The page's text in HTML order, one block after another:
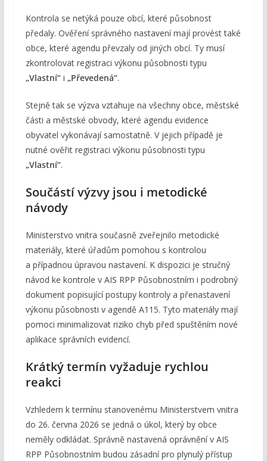
Kontrola se netýká pouze obcí, které působnost
předaly. Ověření správného nastavení mají provést také
obce, které agendu převzaly od jiných obcí. Ty musí
zkontrolovat registraci výkonu působnosti typu
„Vlastní“ i „Převedená“.
Stejně tak se výzva vztahuje na všechny obce, městské
části a městské obvody, které agendu evidence
obyvatel vykonávají samostatně. V jejich případě je
nutné ověřit registraci výkonu působnosti typu
„Vlastní“.
Součástí výzvy jsou i metodické
návody
Ministerstvo vnitra současně zveřejnilo metodické
materiály, které úřadům pomohou s kontrolou
a případnou úpravou nastavení. K dispozici je stručný
návod ke kontrole v AIS RPP Působnostním i podrobný
dokument popisující postupy kontroly a přenastavení
výkonu působnosti v agendě A115. Tyto materiály mají
pomoci minimalizovat riziko chyb před spuštěním nové
aplikace správních evidencí.
Krátký termín vyžaduje rychlou
reakci
Vzhledem k termínu stanovenému Ministerstvem vnitra
do 26. června 2026 se jedná o úkol, který by obce
neměly odkládat. Správně nastavená oprávnění v AIS
RPP Působnostním budou zásadní pro plynulý přístup